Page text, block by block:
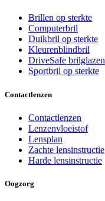
Brillen op sterkte
Computerbril
Duikbril op sterkte
Kleurenblindbril
DriveSafe brilglazen
Sportbril op sterkte
Contactlenzen
Contactlenzen
Lenzenvloeistof
Lensplan
Zachte lensinstructie
Harde lensinstructie
Oogzorg